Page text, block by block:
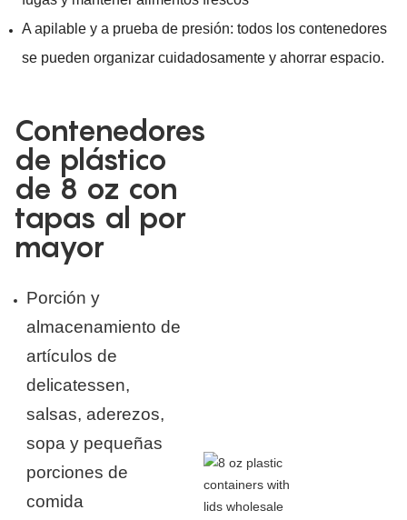
A apilable y a prueba de presión: todos los contenedores
se pueden organizar cuidadosamente y ahorrar espacio.
Contenedores
de plástico
de 8 oz con
tapas al por
mayor
Porción y
almacenamiento de
artículos de
delicatessen,
salsas, aderezos,
sopa y pequeñas
porciones de
comida